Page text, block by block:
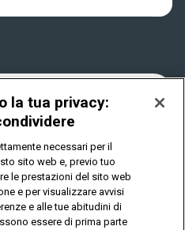
E PUÒ CAUSARE
PATOLOGICA
la tua privacy:
necessari per il
sito web e, previo tuo
le prestazioni del sito web
e per visualizzare avvisi
e alle tue abitudini di
essere di prima parte